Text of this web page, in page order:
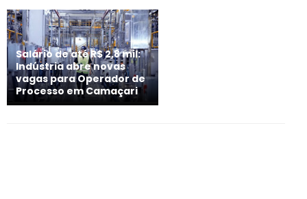
Salário de até R$ 2,8 mil:
Indústria abre novas
vagas para Operador de
Processo em Camaçari